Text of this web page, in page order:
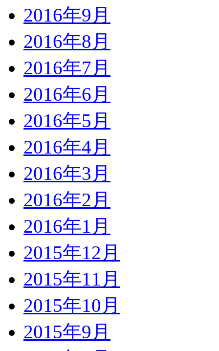
2016年9月
2016年8月
2016年7月
2016年6月
2016年5月
2016年4月
2016年3月
2016年2月
2016年1月
2015年12月
2015年11月
2015年10月
2015年9月